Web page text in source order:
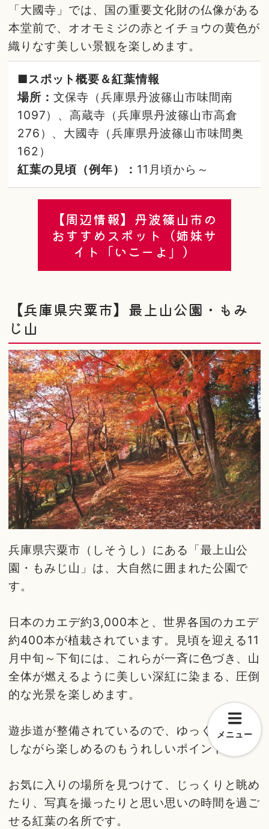
「大國寺」では、国の重要文化財の仏像がある
本堂前で、オオモミジの赤とイチョウの黄色が
織りなす美しい景観を楽しめます。
■スポット概要＆紅葉情報
場所： 文保寺（兵庫県丹波篠山市味間南
1097）、高蔵寺（兵庫県丹波篠山市高倉
276）、大國寺（兵庫県丹波篠山市味間奥
162）
紅葉の見頃（例年）： 11月頃から～
【周辺情報】丹波篠山市の
おすすめスポット（姉妹サ
イト「いこーよ」）
【兵庫県宍粟市】最上山公園・もみ
じ山
兵庫県宍粟市（しそうし）にある「最上山公
園・もみじ山」は、大自然に囲まれた公園で
す。
日本のカエデ約3,000本と、世界各国のカエデ
約400本が植栽されています。見頃を迎える11
月中旬～下旬には、これらが一斉に色づき、山
全体が燃えるように美しい深紅に染まる、圧倒
的な光景を楽しめます。
遊歩道が整備されているので、ゆっくりと散策
しながら楽しめるのもうれしいポイント！
お気に入りの場所を見つけて、じっくりと眺め
たり、写真を撮ったりと思い思いの時間を過ご
せる紅葉の名所です。
メニュー